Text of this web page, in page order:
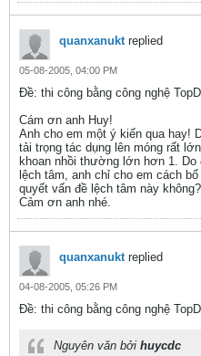
quanxanuktreplied
05-08-2005, 04:00 PM
Ðề: thi công bằng công nghệ
Cám ơn anh Huy!
Anh cho em một ý kiến qua hay!
tải trọng tác dụng lên móng rất
khoan nhồi thường lớn hơn 1.
lệch tâm, anh chỉ cho em cách
quyết vấn đề lệch tâm này không?
Cảm ơn anh nhé.
quanxanuktreplied
04-08-2005, 05:26 PM
Ðề: thi công bằng công nghệ
Nguyên văn bởi huycdc